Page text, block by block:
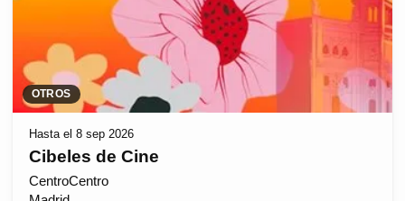
OTROS
Hasta el 8 sep 2026
Cibeles de Cine
CentroCentro